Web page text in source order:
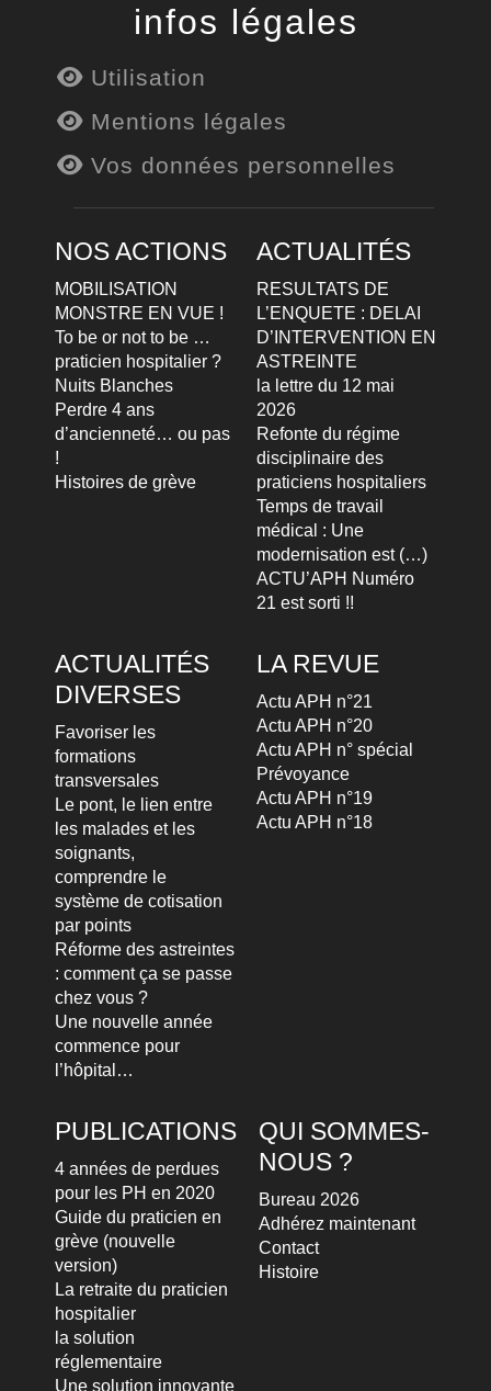
infos légales
Utilisation
Mentions légales
Vos données personnelles
NOS ACTIONS
MOBILISATION
MONSTRE EN VUE !
To be or not to be …
praticien hospitalier ?
Nuits Blanches
Perdre 4 ans
d’ancienneté… ou pas
!
Histoires de grève
ACTUALITÉS
RESULTATS DE
L’ENQUETE : DELAI
D’INTERVENTION EN
ASTREINTE
la lettre du 12 mai
2026
Refonte du régime
disciplinaire des
praticiens hospitaliers
Temps de travail
médical : Une
modernisation est (…)
ACTU’APH Numéro
21 est sorti !!
ACTUALITÉS
DIVERSES
Favoriser les
formations
transversales
Le pont, le lien entre
les malades et les
soignants,
comprendre le
système de cotisation
par points
Réforme des astreintes
: comment ça se passe
chez vous ?
Une nouvelle année
commence pour
l’hôpital…
LA REVUE
Actu APH n°21
Actu APH n°20
Actu APH n° spécial
Prévoyance
Actu APH n°19
Actu APH n°18
PUBLICATIONS
4 années de perdues
pour les PH en 2020
Guide du praticien en
grève (nouvelle
version)
La retraite du praticien
hospitalier
la solution
réglementaire
Une solution innovante
QUI SOMMES-
NOUS ?
Bureau 2026
Adhérez maintenant
Contact
Histoire